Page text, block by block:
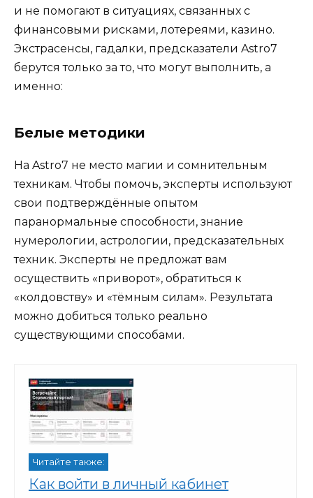
и не помогают в ситуациях, связанных с
финансовыми рисками, лотереями, казино.
Экстрасенсы, гадалки, предсказатели Astro7
берутся только за то, что могут выполнить, а
именно:
Белые методики
На Astro7 не место магии и сомнительным
техникам. Чтобы помочь, эксперты используют
свои подтверждённые опытом
паранормальные способности, знание
нумерологии, астрологии, предсказательных
техник. Эксперты не предложат вам
осуществить «приворот», обратиться к
«колдовству» и «тёмным силам». Результата
можно добиться только реально
существующими способами.
Читайте также:
Как войти в личный кабинет